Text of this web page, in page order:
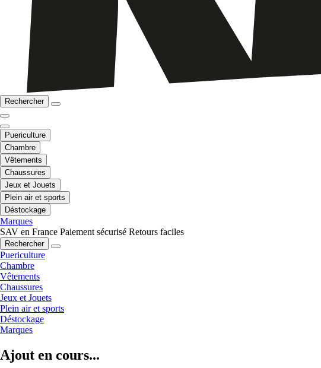
Rechercher
Puericulture
Chambre
Vêtements
Chaussures
Jeux et Jouets
Plein air et sports
Déstockage
Marques
SAV en France Paiement sécurisé Retours faciles
Rechercher
Puericulture
Chambre
Vêtements
Chaussures
Jeux et Jouets
Plein air et sports
Déstockage
Marques
Ajout en cours...